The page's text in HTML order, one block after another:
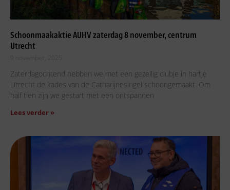
Schoonmaakaktie AUHV zaterdag 8 november, centrum
Utrecht
Zaterdagochtend hebben we met een gezellig clubje in hartje
Utrecht de kades van de Catharijnesingel schoongemaakt. Om
half tien zijn we gestart met een ontspannen
Lees verder »